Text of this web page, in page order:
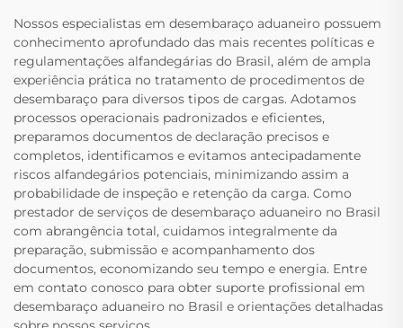
Nossos especialistas em desembaraço aduaneiro possuem
conhecimento aprofundado das mais recentes políticas e
regulamentações alfandegárias do Brasil, além de ampla
experiência prática no tratamento de procedimentos de
desembaraço para diversos tipos de cargas. Adotamos
processos operacionais padronizados e eficientes,
preparamos documentos de declaração precisos e
completos, identificamos e evitamos antecipadamente
riscos alfandegários potenciais, minimizando assim a
probabilidade de inspeção e retenção da carga. Como
prestador de serviços de desembaraço aduaneiro no Brasil
com abrangência total, cuidamos integralmente da
preparação, submissão e acompanhamento dos
documentos, economizando seu tempo e energia. Entre
em contato conosco para obter suporte profissional em
desembaraço aduaneiro no Brasil e orientações detalhadas